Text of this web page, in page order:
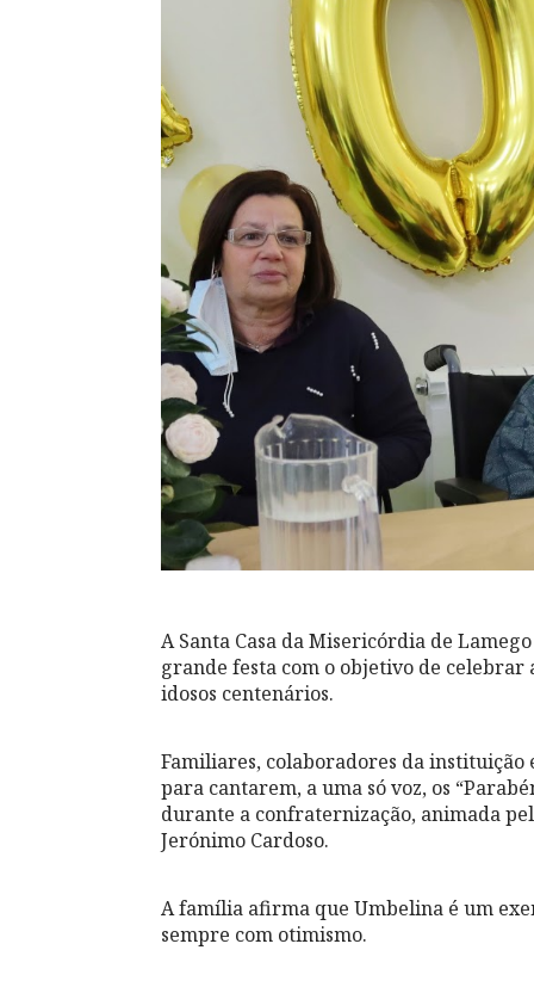
A Santa Casa da Misericórdia de
grande festa com o objetivo de
idosos centenários.
Familiares, colaboradores da
para cantarem, a uma só voz, os
durante a confraternização, animada
Jerónimo Cardoso.
A família afirma que Umbelina é um
sempre com otimismo.